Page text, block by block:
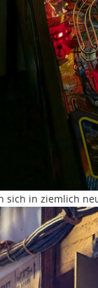
sich in ziemlich